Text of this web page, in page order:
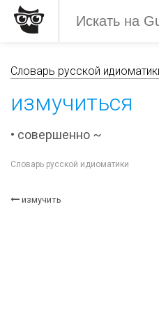
Словарь русской
измучиться
• совершенно ~
Словарь русской идиоматики
измучить